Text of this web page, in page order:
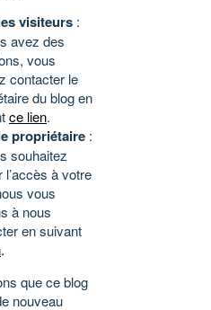
visiteurs :
avez des
vous
contacter le
du blog en
ce lien.
propriétaire :
souhaitez
l’accès à votre
vous
à nous
en suivant
.
que ce blog
nouveau